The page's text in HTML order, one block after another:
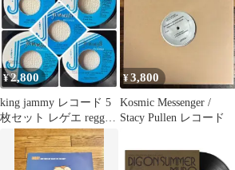
¥2,800
king jammy レコード 5
枚セット レゲエ reggae
ジャミーズ
¥3,800
Kosmic Messenger /
Stacy Pullen レコード